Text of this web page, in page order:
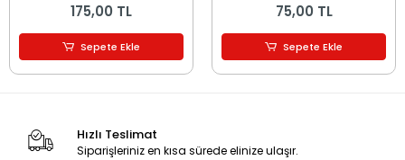
175,00 TL
Sepete Ekle
75,00 TL
Sepete Ekle
Hızlı Teslimat
Siparişleriniz en kısa sürede elinize ulaşır.